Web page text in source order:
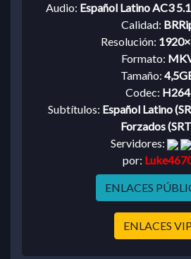
Audio: Español Latino AC3
Calidad:
Resolución:
Formato:
Tamaño:
Codec: H264
Subtítulos: Español Latino
Forzados
Servidores:
por:
ENLACES
ENLACES VIP